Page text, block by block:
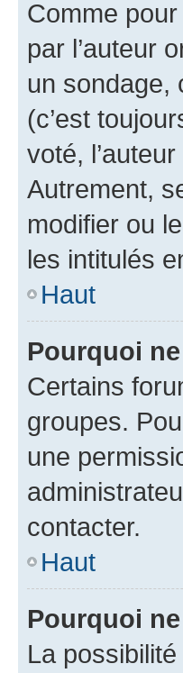
Comme
par l’auteur
un sondage,
(c’est
voté,
Autrement,
modifier ou
les intitulés
Haut
Pourquoi
Certains
groupes.
une
contacter.
Haut
Pourquoi
La